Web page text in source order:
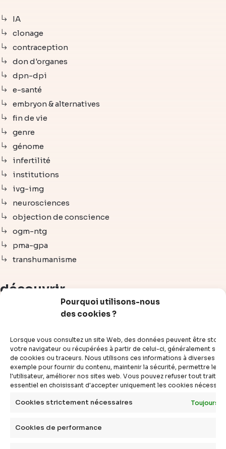
Pourquoi utilisons-nous
des cookies ?
Lorsque vous consultez un site Web, des données peuvent être
votre navigateur ou récupérées à partir de celui-ci, généralement
de cookies ou traceurs. Nous utilisons ces informations à diverses
exemple pour fournir du contenu, maintenir la sécurité, permettre le
l'utilisateur, améliorer nos sites web. Vous pouvez refuser tout
essentiel en choisissant d'accepter uniquement les cookies
Cookies strictement nécessaires Toujours
Cookies de performance
IA
clonage
contraception
don d'organes
dpn-dpi
e-santé
embryon & alternatives
fin de vie
genre
génome
infertilité
institutions
ivg-img
neurosciences
objection de conscience
ogm-ntg
pma-gpa
transhumanisme
découvrir
dossiers
experts
compléments
questions
définitions
livres